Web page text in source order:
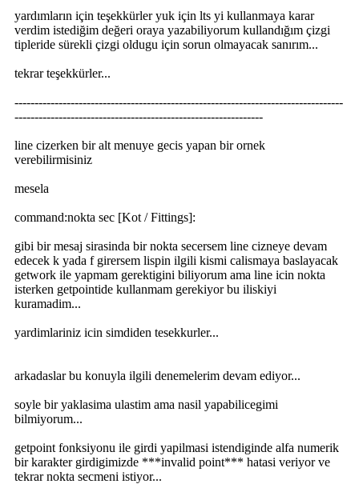
yardımların için teşekkürler yuk için lts yi kullanmaya karar
verdim istediğim değeri oraya yazabiliyorum kullandığım çizgi
tipleride sürekli çizgi oldugu için sorun olmayacak sanırım...
tekrar teşekkürler...
----------------------------------------------------------------------------------
--------------------------------------------------------------
line cizerken bir alt menuye gecis yapan bir ornek
verebilirmisiniz
mesela
command:nokta sec [Kot / Fittings]:
gibi bir mesaj sirasinda bir nokta secersem line cizneye devam
edecek k yada f girersem lispin ilgili kismi calismaya baslayacak
getwork ile yapmam gerektigini biliyorum ama line icin nokta
isterken getpointide kullanmam gerekiyor bu iliskiyi
kuramadim...
yardimlariniz icin simdiden tesekkurler...
arkadaslar bu konuyla ilgili denemelerim devam ediyor...
soyle bir yaklasima ulastim ama nasil yapabilicegimi
bilmiyorum...
getpoint fonksiyonu ile girdi yapilmasi istendiginde alfa numerik
bir karakter girdigimizde ***invalid point*** hatasi veriyor ve
tekrar nokta secmeni istiyor...